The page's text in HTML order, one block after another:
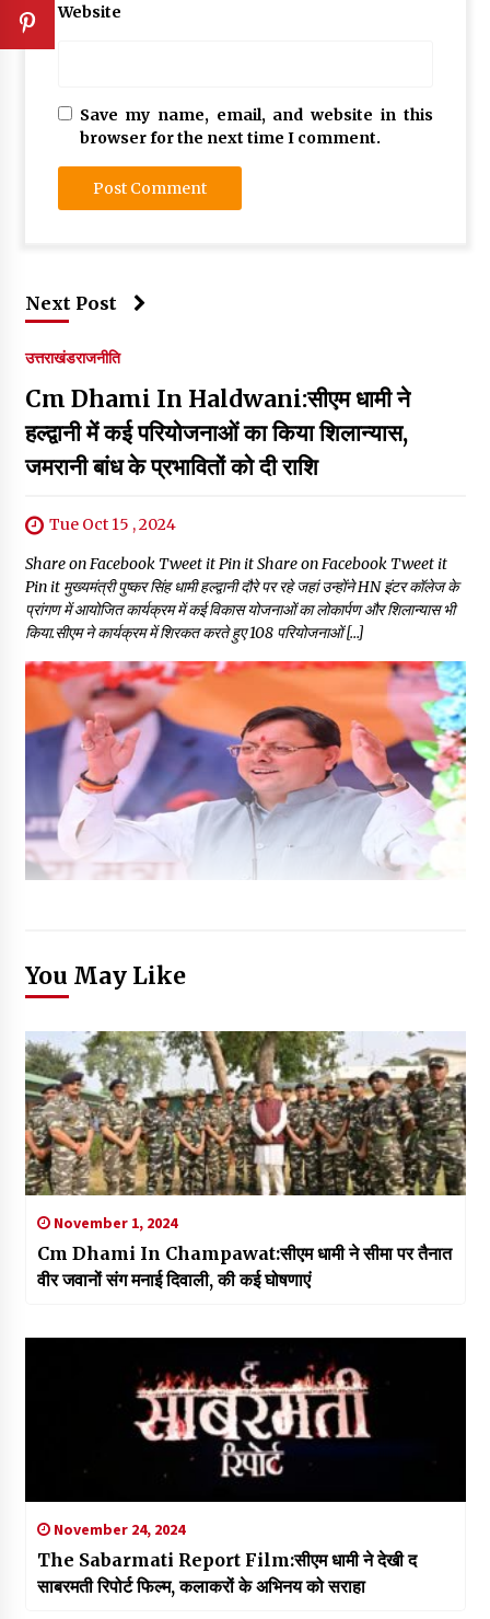
Website
Save my name, email, and website in this
browser for the next time I comment.
Next Post
उत्तराखंडराजनीति
Cm Dhami In Haldwani:सीएम धामी ने
हल्द्वानी में कई परियोजनाओं का किया शिलान्यास,
जमरानी बांध के प्रभावितों को दी राशि
Tue Oct 15 , 2024
Share on Facebook Tweet it Pin it Share on Facebook Tweet it
Pin it मुख्यमंत्री पुष्कर सिंह धामी हल्द्वानी दौरे पर रहे जहां उन्होंने HN इंटर कॉलेज के
प्रांगण में आयोजित कार्यक्रम में कई विकास योजनाओं का लोकार्पण और शिलान्यास भी
किया.सीएम ने कार्यक्रम में शिरकत करते हुए 108 परियोजनाओं […]
You May Like
November 1, 2024
Cm Dhami In Champawat:सीएम धामी ने सीमा पर तैनात
वीर जवानों संग मनाई दिवाली, की कई घोषणाएं
November 24, 2024
The Sabarmati Report Film:सीएम धामी ने देखी द
साबरमती रिपोर्ट फिल्म, कलाकरों के अभिनय को सराहा